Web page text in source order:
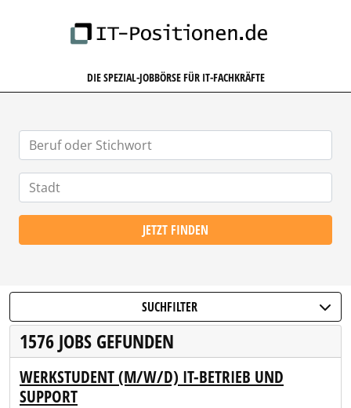
DIE SPEZIAL-JOBBÖRSE FÜR IT-FACHKRÄFTE
JETZT FINDEN
SUCHFILTER
1576 JOBS GEFUNDEN
WERKSTUDENT (M/W/D) IT-BETRIEB UND
SUPPORT